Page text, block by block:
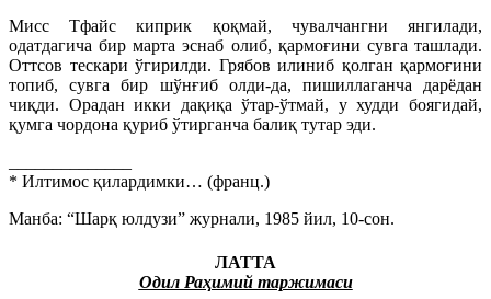
Мисс Тфайс киприк қоқмай, чувалчангни янгилади,
одатдагича бир марта эснаб олиб, қармоғини сувга ташлади.
Оттсов тескари ўгирилди. Грябов илиниб қолган қармоғини
топиб, сувга бир шўнғиб олди-да, пишиллаганча дарёдан
чиқди. Орадан икки дақиқа ўтар-ўтмай, у худди боягидай,
қумга чордона қуриб ўтирганча балиқ тутар эди.
* Илтимос қилардимки… (франц.)
Манба: “Шарқ юлдузи” журнали, 1985 йил, 10-сон.
ЛАТТА
Одил Раҳимий таржимаси